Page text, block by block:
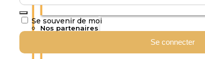
Nos partenaires
Se souvenir de moi
Se connecter